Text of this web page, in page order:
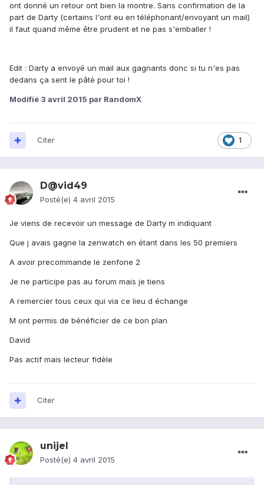
ont donné un retour ont bien la montre. Sans confirmation de la
part de Darty (certains l'ont eu en téléphonant/envoyant un mail)
il faut quand même être prudent et ne pas s'emballer !
Edit : Darty a envoyé un mail aux gagnants donc si tu n'es pas
dedans ça sent le pâté pour toi !
Modifié 3 avril 2015 par RandomX
1
Citer
D@vid49
Posté(e) 4 avril 2015
Je viens de recevoir un message de Darty m indiquant
Que j avais gagne la zenwatch en étant dans les 50 premiers
A avoir precommande le zenfone 2
Je ne participe pas au forum mais je tiens
A remercier tous ceux qui via ce lieu d échange
M ont permis de bénéficier de ce bon plan
David
Pas actif mais lecteur fidèle
Citer
unijel
Posté(e) 4 avril 2015